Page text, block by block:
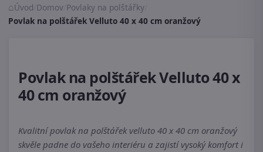
Úvod Domov Povlaky na polštářky
Povlak na polštářek Velluto 40 x 40 cm oranžový
Povlak na polštářek Velluto 40 x
40 cm oranžový
Kvalitní povlak na polštářek velluto 40 x 40 cm oranžový
skvěle padne do vašeho interiéru a zajistí vysoký komfort i